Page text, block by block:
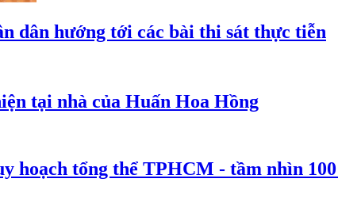
dân hướng tới các bài thi sát thực tiễn
tại nhà của Huấn Hoa Hồng
hoạch tổng thể TPHCM - tầm nhìn